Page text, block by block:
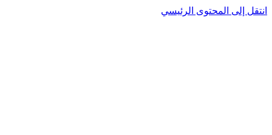
إلى المحتوى الرئيسي